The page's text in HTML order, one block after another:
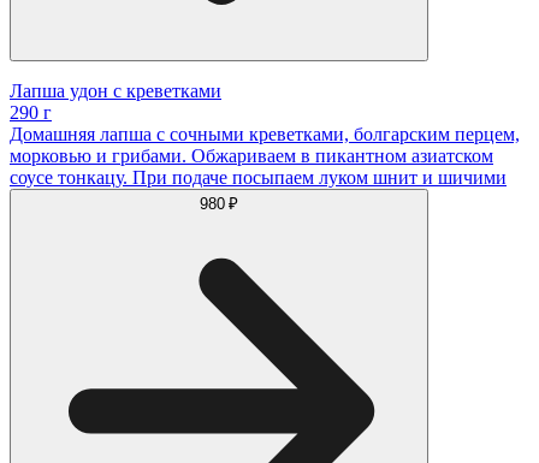
Лапша удон с креветками
290 г
Домашняя лапша с сочными креветками, болгарским перцем,
морковью и грибами. Обжариваем в пикантном азиатском
соусе тонкацу. При подаче посыпаем луком шнит и шичими
980 ₽